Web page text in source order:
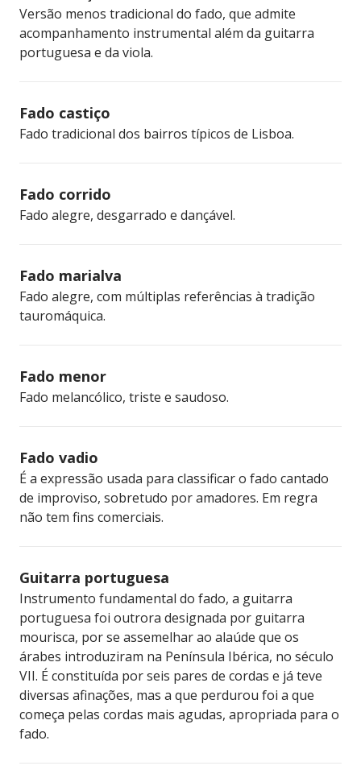
Versão menos tradicional do fado, que admite
acompanhamento instrumental além da guitarra
portuguesa e da viola.
Fado castiço
Fado tradicional dos bairros típicos de Lisboa.
Fado corrido
Fado alegre, desgarrado e dançável.
Fado marialva
Fado alegre, com múltiplas referências à tradição
tauromáquica.
Fado menor
Fado melancólico, triste e saudoso.
Fado vadio
É a expressão usada para classificar o fado cantado
de improviso, sobretudo por amadores. Em regra
não tem fins comerciais.
Guitarra portuguesa
Instrumento fundamental do fado, a guitarra
portuguesa foi outrora designada por guitarra
mourisca, por se assemelhar ao alaúde que os
árabes introduziram na Península Ibérica, no século
VII. É constituída por seis pares de cordas e já teve
diversas afinações, mas a que perdurou foi a que
começa pelas cordas mais agudas, apropriada para o
fado.